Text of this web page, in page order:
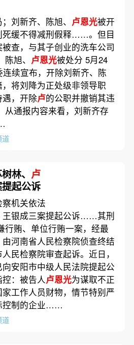
刘新齐、陈旭、 卢恩光被开
死缓不得减刑假释……。但目
查，与其子创业的洗车公司
旭、 卢恩光被处分 5月24
连续宣布，开除刘新齐、陈
将刘降为正处级非领导职
，开除卢的公职并撤销其违
从通报内容来看，刘新齐存
道
林、 卢
起公诉
察机关依法
王银成三案提起公诉……其刑
行贿、单位行贿一案，经最
河南省人民检察院侦查终结
民检察院审查起诉。近日，
安阳市中级人民法院提起公
：被告人卢恩光为谋取不正
工作人员财物，情节特别严
控制的企业……
道